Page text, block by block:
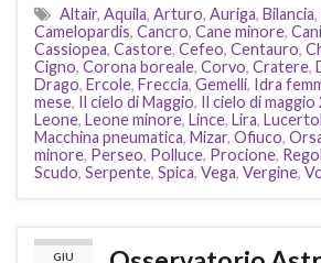
Altair, Aquila, Arturo, Auriga, Bilancia,
Camelopardis, Cancro, Cane minore,
Cassiopea, Castore, Cefeo, Centauro,
Cigno, Corona boreale, Corvo, Cratere,
Drago, Ercole, Freccia, Gemelli, Idra
mese, Il cielo di Maggio, Il cielo di maggio
Leone, Leone minore, Lince, Lira,
Macchina pneumatica, Mizar, Ofiuco,
minore, Perseo, Polluce, Procione,
Scudo, Serpente, Spica, Vega, Vergine,
GIU